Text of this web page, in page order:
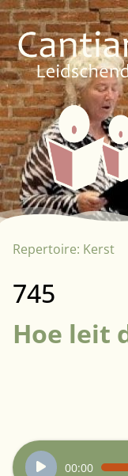
Repertoire: Kerst
745
Hoe leit
Audiospeler
00:00